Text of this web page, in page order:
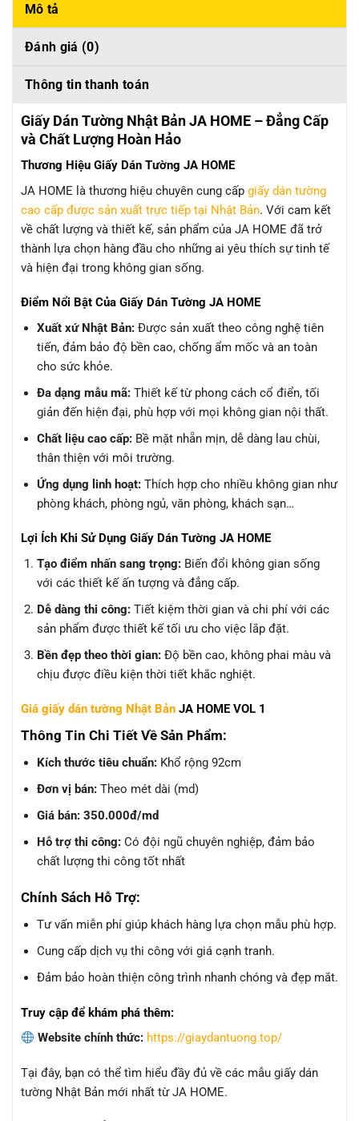
Mô tả
Đánh giá (0)
Thông tin thanh toán
Giấy Dán Tường Nhật Bản JA HOME – Đẳng Cấp
và Chất Lượng Hoàn Hảo
Thương Hiệu Giấy Dán Tường JA HOME
JA HOME là thương hiệu chuyên cung cấp giấy dán tường
cao cấp được sản xuất trực tiếp tại Nhật Bản. Với cam kết
về chất lượng và thiết kế, sản phẩm của JA HOME đã trở
thành lựa chọn hàng đầu cho những ai yêu thích sự tinh tế
và hiện đại trong không gian sống.
Điểm Nổi Bật Của Giấy Dán Tường JA HOME
Xuất xứ Nhật Bản:Được sản xuất theo công nghệ tiên
tiến, đảm bảo độ bền cao, chống ẩm mốc và an toàn
cho sức khỏe.
Đa dạng mẫu mã:Thiết kế từ phong cách cổ điển, tối
giản đến hiện đại, phù hợp với mọi không gian nội thất.
Chất liệu cao cấp:Bề mặt nhẵn mịn, dễ dàng lau chùi,
thân thiện với môi trường.
Ứng dụng linh hoạt:Thích hợp cho nhiều không gian như
phòng khách, phòng ngủ, văn phòng, khách sạn…
Lợi Ích Khi Sử Dụng Giấy Dán Tường JA HOME
Tạo điểm nhấn sang trọng:Biến đổi không gian sống
với các thiết kế ấn tượng và đẳng cấp.
Dễ dàng thi công:Tiết kiệm thời gian và chi phí với các
sản phẩm được thiết kế tối ưu cho việc lắp đặt.
Bền đẹp theo thời gian:Độ bền cao, không phai màu và
chịu được điều kiện thời tiết khắc nghiệt.
Giá giấy dán tường Nhật Bản JA HOME VOL 1
Thông Tin Chi Tiết Về Sản Phẩm:
Kích thước tiêu chuẩn:Khổ rộng 92cm
Đơn vị bán:Theo mét dài (md)
Giá bán: 350.000đ/md
Hỗ trợ thi công:Có đội ngũ chuyên nghiệp, đảm bảo
chất lượng thi công tốt nhất
Chính Sách Hỗ Trợ:
Tư vấn miễn phí giúp khách hàng lựa chọn mẫu phù hợp.
Cung cấp dịch vụ thi công với giá cạnh tranh.
Đảm bảo hoàn thiện công trình nhanh chóng và đẹp mắt.
Truy cập để khám phá thêm:
Website chính thức: https://giaydantuong.top/
Tại đây, bạn có thể tìm hiểu đầy đủ về các mẫu giấy dán
tường Nhật Bản mới nhất từ JA HOME.